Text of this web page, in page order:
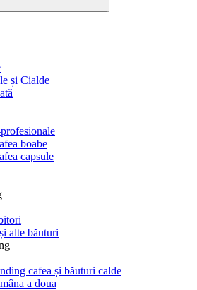
și Cialde
boabe
capsule
alte băuturi
cafea și băuturi calde
a doua